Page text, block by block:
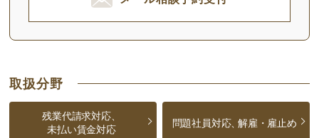
取扱分野
残業代請求対応、
未払い賃金対応
問題社員対応、解雇・雇止め